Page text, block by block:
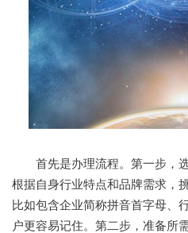
首先是办理流程。第一步，
根据自身行业特点和品牌需求，
比如包含企业简称拼音首字母、
户更容易记住。第二步，准备所